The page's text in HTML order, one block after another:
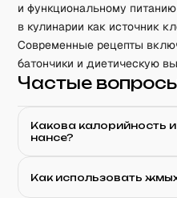
и функциональному
в кулинарии как источник
Современные рецепты
батончики и диетическую
Частые
Какова калорийность
нансе?
Как использовать